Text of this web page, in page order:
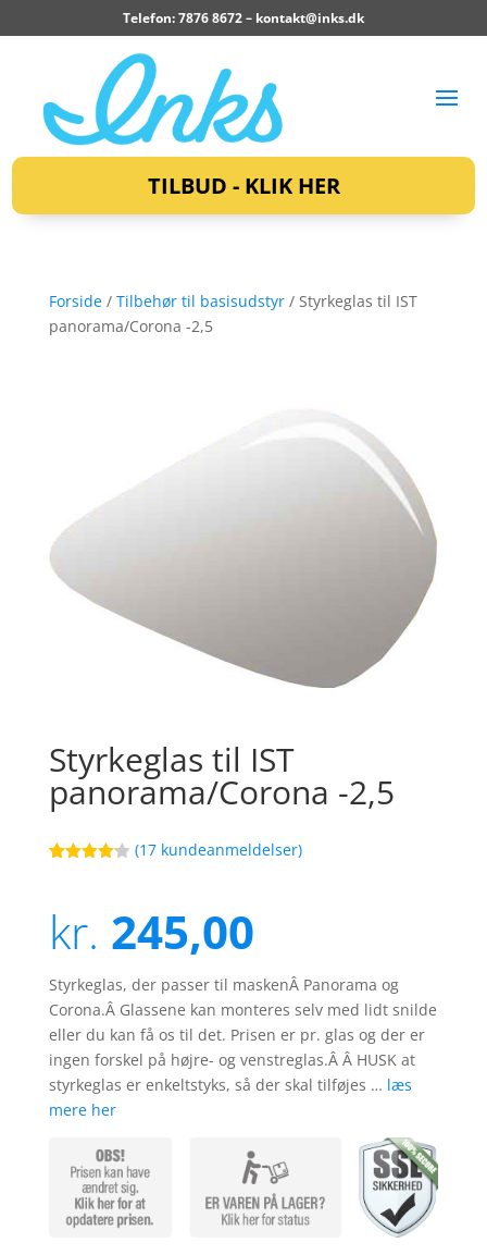
Telefon: 7876 8672 – kontakt@inks.dk
TILBUD - KLIK HER
Forside/ Tilbehør til basisudstyr/ Styrkeglas til IST
panorama/Corona -2,5
Styrkeglas til IST
panorama/Corona -2,5
baseret
på
kundebedø
(17 kundeanmeldelser)
kr. 245,00
Styrkeglas, der passer til maskenÂ Panorama og
Corona.Â Glassene kan monteres selv med lidt snilde
eller du kan få os til det. Prisen er pr. glas og der er
ingen forskel på højre- og venstreglas.Â Â HUSK at
styrkeglas er enkeltstyks, så der skal tilføjes … læs
mere her